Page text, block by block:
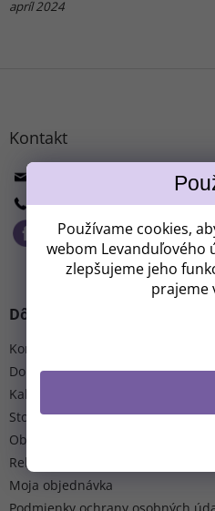
Používame cookies,
webom Levanduľového
zlepšujeme jeho
prajeme
apríl 2024
Kontakt
levanduloveudoli.cz
+ 420 313 033 166
Dôležité informácie
Kontakt
Doprava a platba
Kalendár rezervácií
Storno podmínky pobytů
Obchodné podmienky
Reklamácia a vrátenie tovaru
Moja objednávka
Kam